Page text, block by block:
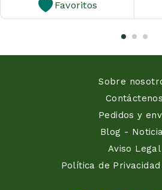
Favoritos
Sobre
Contáctenos
Pedidos y
Blog -
Aviso Legal
Política de